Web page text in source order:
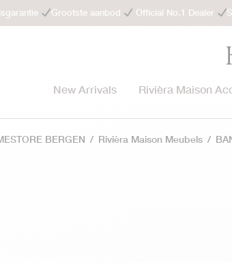
Grootste aanbod Official No.1 Dealer
New Arrivals Rivièra Maison
BERGEN / Rivièra Maison Meubels /